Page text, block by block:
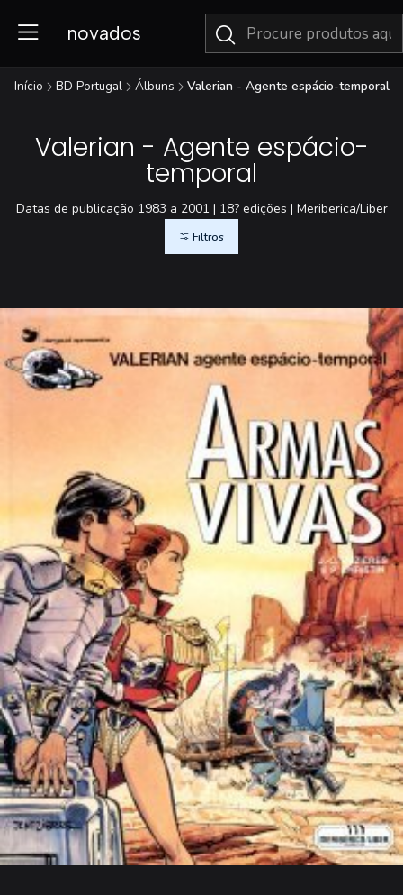
novados
Início BD Portugal Álbuns Valerian - Agente espácio-temporal
Valerian - Agente espácio-
temporal
Datas de publicação 1983 a 2001 | 18? edições | Meriberica/Liber
Filtros